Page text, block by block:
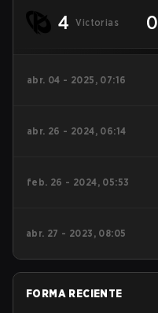
4 Victorias 0
abr. 04 - 2025, 07:16
abr. 26 - 2024, 06:14
feb. 26 - 2024, 05:53
abr. 27 - 2023, 08:05
FORMA RECIENTE